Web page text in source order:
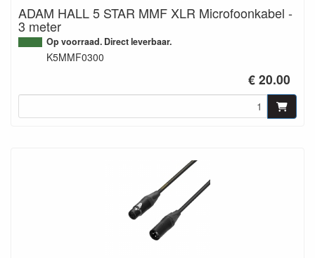
ADAM HALL 5 STAR MMF XLR Microfoonkabel -
3 meter
Op voorraad. Direct leverbaar.
K5MMF0300
€ 20.00